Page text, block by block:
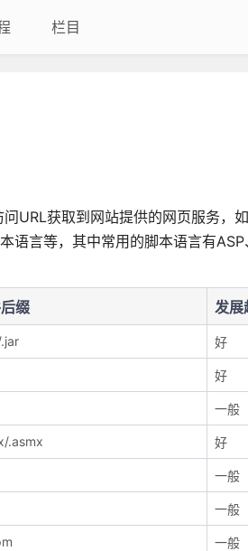
栏目
URL获取到网站提供的网页服务，
言等，其中常用的脚本语言有
缀 发展
好
好
一般
.asmx 好
一般
一般
一般